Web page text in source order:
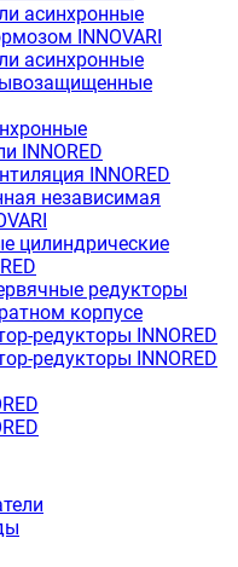
асинхронные
INNOVARI
асинхронные
INNORED
INNORED
независимая
цилиндрические
редукторы
корпусе
редукторы INNORED
редукторы INNORED